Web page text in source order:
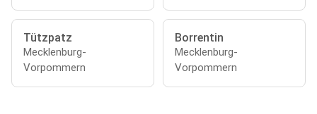
Tützpatz
Mecklenburg-
Vorpommern
Borrentin
Mecklenburg-
Vorpommern